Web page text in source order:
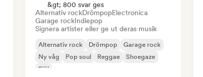
&gt; 800 svar ges
Alternativ rockDrömpopElectronica
Garage rockIndiepop
Signera artister eller ge ut deras musik
Alternativ rock Drömpop
Garage rock
Ny våg
Pop soul Reggae
Shoegaze
Själ